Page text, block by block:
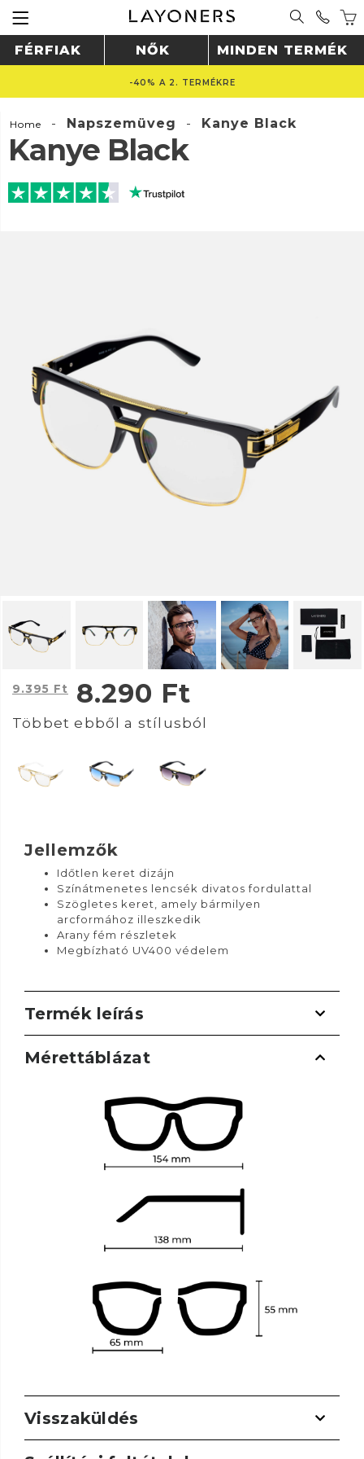
FÉRFIAK NŐK MINDEN TERMÉK
-40% A 2. TERMÉKRE
Home - Napszemüveg - Kanye Black
Kanye Black
9.395 Ft 8.290 Ft
Többet ebből a stílusból
Jellemzők
Időtlen keret dizájn
Színátmenetes lencsék divatos fordulattal
Szögletes keret, amely bármilyen
arcformához illeszkedik
Arany fém részletek
Megbízható UV400 védelem
Termék leírás
Mérettáblázat
Visszaküldés